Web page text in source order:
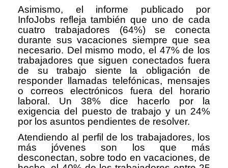
Asimismo, el informe publicado por
InfoJobs refleja también que uno de cada
cuatro trabajadores (64%) se conecta
durante sus vacaciones siempre que sea
necesario. Del mismo modo, el 47% de los
trabajadores que siguen conectados fuera
de su trabajo siente la obligación de
responder llamadas telefónicas, mensajes
o correos electrónicos fuera del horario
laboral. Un 38% dice hacerlo por la
exigencia del puesto de trabajo y un 24%
por los asuntos pendientes de resolver.
Atendiendo al perfil de los trabajadores, los
más jóvenes son los que más
desconectan, sobre todo en vacaciones, de